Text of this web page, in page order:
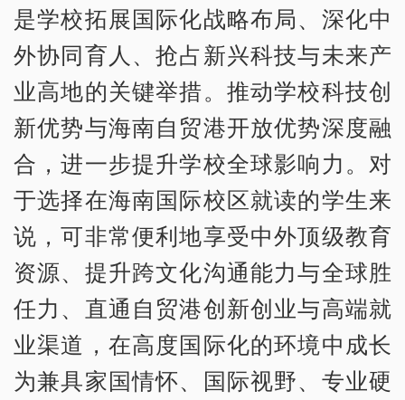
是学校拓展国际化战略布局、深化中
外协同育人、抢占新兴科技与未来产
业高地的关键举措。推动学校科技创
新优势与海南自贸港开放优势深度融
合，进一步提升学校全球影响力。对
于选择在海南国际校区就读的学生来
说，可非常便利地享受中外顶级教育
资源、提升跨文化沟通能力与全球胜
任力、直通自贸港创新创业与高端就
业渠道，在高度国际化的环境中成长
为兼具家国情怀、国际视野、专业硬